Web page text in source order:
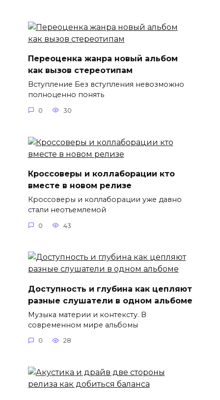
Переоценка жанра новый альбом
как вызов стереотипам
Вступление Без вступления невозможно
полноценно понять
0 30
Кроссоверы и коллаборации кто
вместе в новом релизе
Кроссоверы и коллаборации уже давно
стали неотъемлемой
0 43
Доступность и глубина как цепляют
разные слушатели в одном альбоме
Музыка материи и контексту. В
современном мире альбомы
0 28